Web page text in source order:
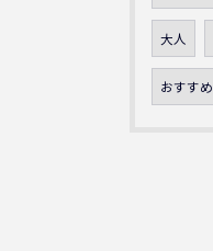
大人
おすすめ